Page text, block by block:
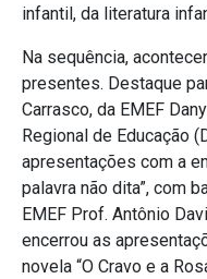
infantil, da literatura
Na sequência,
presentes. Destaque
Carrasco, da EMEF
Regional de Educação
apresentações com a
palavra não dita”, com
EMEF Prof. Antônio
encerrou as
novela “O Cravo e a